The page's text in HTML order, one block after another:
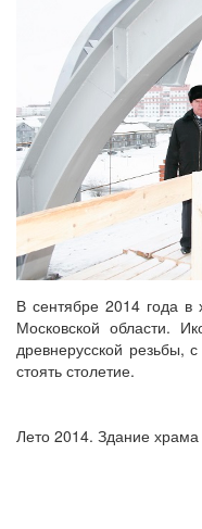
В сентябре 2014 года в
Московской области.
древнерусской резьбы,
стоять столетие.
Лето 2014. Здание храма